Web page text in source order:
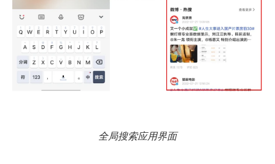
全局搜索应用界面